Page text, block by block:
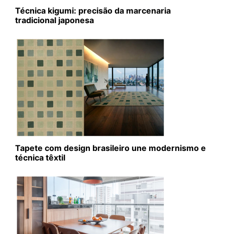
Técnica kigumi: precisão da marcenaria
tradicional japonesa
Tapete com design brasileiro une modernismo e
técnica têxtil